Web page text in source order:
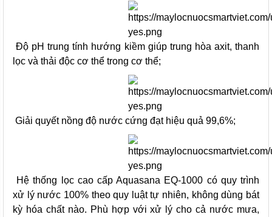
Độ pH trung tính hướng kiềm giúp trung hòa axit, thanh
lọc và thải độc cơ thể trong cơ thể;
Giải quyết nồng độ nước cứng đạt hiệu quả 99,6%;
Hệ thống lọc cao cấp Aquasana EQ-1000 có quy trình
xử lý nước 100% theo quy luật tự nhiên, không dùng bát
kỳ hóa chất nào. Phù hợp với xử lý cho cả nước mưa,